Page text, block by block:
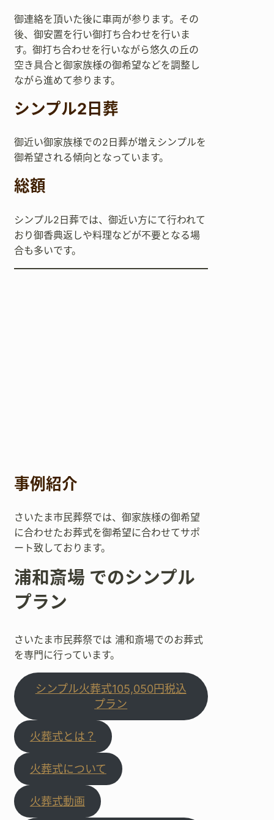
御連絡を頂いた後に車両が参ります。その
後、御安置を行い御打ち合わせを行いま
す。御打ち合わせを行いながら悠久の丘の
空き具合と御家族様の御希望などを調整し
ながら進めて参ります。
シンプル2日葬
御近い御家族様での2日葬が増えシンプルを
御希望される傾向となっています。
総額
シンプル2日葬では、御近い方にて行われて
おり御香典返しや料理などが不要となる場
合も多いです。
事例紹介
さいたま市民葬祭では、御家族様の御希望
に合わせたお葬式を御希望に合わせてサポ
ート致しております。
浦和斎場 でのシンプル
プラン
さいたま市民葬祭では 浦和斎場でのお葬式
を専門に行っています。
シンプル火葬式105,050円税込
プラン
火葬式とは？
火葬式について
火葬式動画